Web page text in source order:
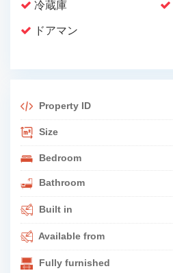
冷蔵庫
ドアマン
Property ID
Size
Bedroom
Bathroom
Built in
Available from
Fully furnished